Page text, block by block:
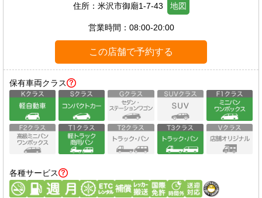
住所： 米沢市御廟1-7-43 地図
営業時間： 08:00-20:00
この店舗で予約する
保有車両クラス
各種サービス